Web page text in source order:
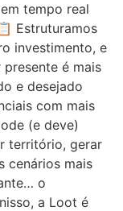
tempo real
Estruturamos
investimento, e
é mais
e desejado
com mais
(e deve)
território, gerar
cenários mais
o
a Loot é